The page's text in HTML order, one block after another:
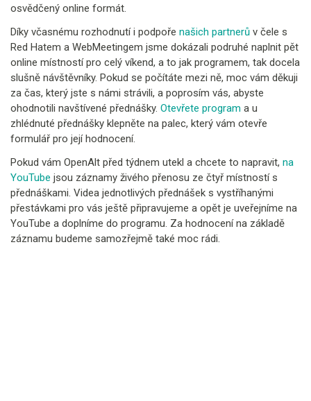
osvědčený online formát.
Díky včasnému rozhodnutí i podpoře našich partnerů v čele s
Red Hatem a WebMeetingem jsme dokázali podruhé naplnit pět
online místností pro celý víkend, a to jak programem, tak docela
slušně návštěvníky. Pokud se počítáte mezi ně, moc vám děkuji
za čas, který jste s námi strávili, a poprosím vás, abyste
ohodnotili navštívené přednášky. Otevřete program a u
zhlédnuté přednášky klepněte na palec, který vám otevře
formulář pro její hodnocení.
Pokud vám OpenAlt před týdnem utekl a chcete to napravit, na
YouTube jsou záznamy živého přenosu ze čtyř místností s
přednáškami. Videa jednotlivých přednášek s vystříhanými
přestávkami pro vás ještě připravujeme a opět je uveřejníme na
YouTube a doplníme do programu. Za hodnocení na základě
záznamu budeme samozřejmě také moc rádi.